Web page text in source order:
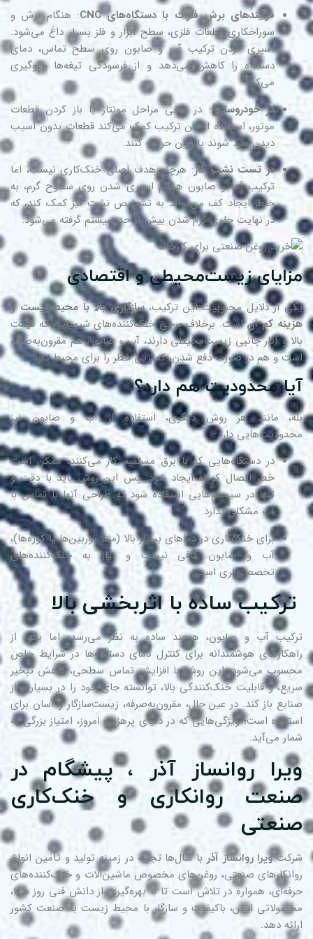
فرآیندهای برش فلزات با دستگاه‌های CNC
: هنگام برش و
سوراخکاری قطعات فلزی، سطح ابزار و فلز بسیار داغ می‌شود.
اسپری کردن ترکیب آب و صابون روی سطح تماس، دمای
دستگاه را کاهش می‌دهد و از فرسودگی تیغه‌ها جلوگیری
می‌کند.
در خودروسازی: در برخی مراحل مونتاژ یا باز کردن قطعات
موتور، استفاده از این ترکیب کمک می‌کند قطعات بدون آسیب
دیدن سرد شوند یا روان حرکت کنند.
در تست نشت گاز: هرچند هدف اصلی خنک‌کاری نیست، اما
ترکیب آب و صابون هنگام اسپری شدن روی سطوح گرم، به
خاطر ایجاد کف می‌تواند به تشخیص نشت نیز کمک کند، که
در نهایت جلوی گرم شدن بیش از حد سیستم گرفته می‌شود.
زیست‌محیطی و اقتصادی
از دلایل محبوبیت این ترکیب،سازگاری بالا با محیط زیستو
کم آناست. برخلاف برخی خنک‌کننده‌های شیمیایی که قیمت
و آثار جانبی زیست‌محیطی دارند، آب و صابون هم مقرون‌به‌صرفه
و هم در صورت دفع شدن، کمترین خطر را برای محیط دارد.
محدودیت هم دارد؟
مانند هر روش دیگری، استفاده از آب و صابون نیز
دارد:
در دستگاه‌هایی که با برق مستقیم کار می‌کنند، ممکن است
خطر اتصال کوتاه ایجاد شود. پس این روش باید با دقت و
تنها در سیستم‌هایی استفاده شود که طراحی آنها با تماس با
آب مشکلی ندارد.
برای خنک‌کاری در دماهای بسیار بالا (مثلاً توربین‌ها یا کوره‌ها)،
آب و صابون کافی نیست و نیاز به خنک‌کننده‌های
تخصصی‌تری است.
ساده با اثربخشی بالا
آب و صابون، هرچند ساده به نظر می‌رسد، اما یکی از
هوشمندانه برای کنترل دمای دستگاه‌ها در شرایط خاص
می‌شود. این روش با افزایش تماس سطحی، کاهش تبخیر
و قابلیت خنک‌کنندگی بالا، توانسته جای خود را در بسیاری از
باز کند. در عین حال، مقرون‌به‌صرفه، زیست‌سازگار و آسان برای
است؛ ویژگی‌هایی که در دنیای پرهزینه امروز، امتیاز بزرگی به
می‌آید.
روانساز آذر ، پیشگام در
روانکاری و خنک‌کاری
ویرا روانسازآذر با سال‌ها تجربه در زمینه تولید و تأمین انواع
صنعتی، روغن‌های مخصوص ماشین‌آلات و خنک‌کننده‌های
همواره در تلاش است تا با بهره‌گیری از دانش فنی روز دنیا،
ایمن، باکیفیت و سازگار با محیط زیست به صنعت کشور
دهد.